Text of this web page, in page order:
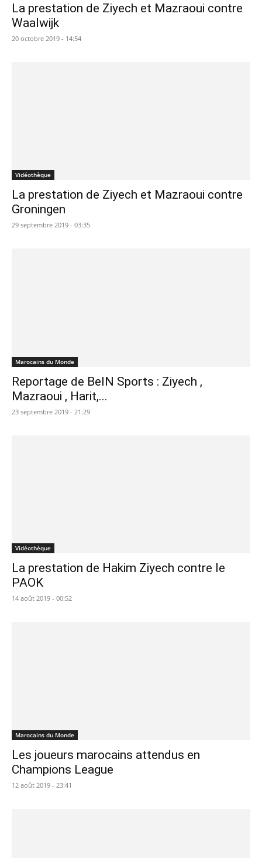
La prestation de Ziyech et Mazraoui contre
Waalwijk
20 octobre 2019 - 14:54
Vidéothèque
La prestation de Ziyech et Mazraoui contre
Groningen
29 septembre 2019 - 03:35
Marocains du Monde
Reportage de BeIN Sports : Ziyech ,
Mazraoui , Harit,...
23 septembre 2019 - 21:29
Vidéothèque
La prestation de Hakim Ziyech contre le
PAOK
14 août 2019 - 00:52
Marocains du Monde
Les joueurs marocains attendus en
Champions League
12 août 2019 - 23:41